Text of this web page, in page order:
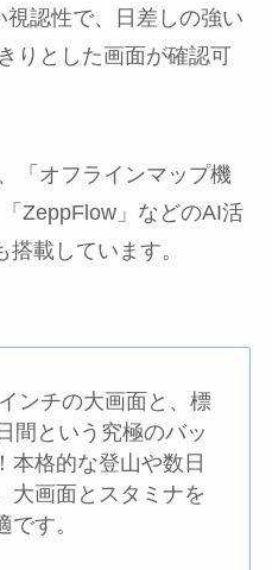
認性で、日差しの強い
りとした画面が確認可
「オフラインマップ機
ZeppFlow」などのAI活
載しています。
ンチの大画面と、標
間という究極のバッ
本格的な登山や数日
大画面とスタミナを
す。